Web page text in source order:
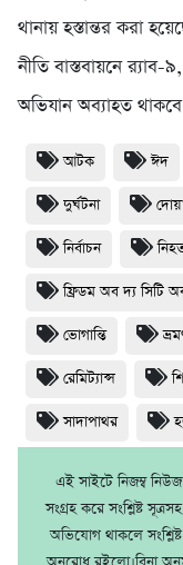
থানায় হস্তান্তর করা
নীতি বাস্তবায়নে
অভিযান অব্যাহত
আটক ঈদ
দুর্ঘটনা
নির্বাচন
ফ্রিডম অব দ্য সিটি
ভোগান্তি
রেমিট্যান্স
সাদাপাথর
এই সাইটে নিজম্ব
সংগ্রহ করে সংশ্লিষ্ট
অভিযোগ থাকলে